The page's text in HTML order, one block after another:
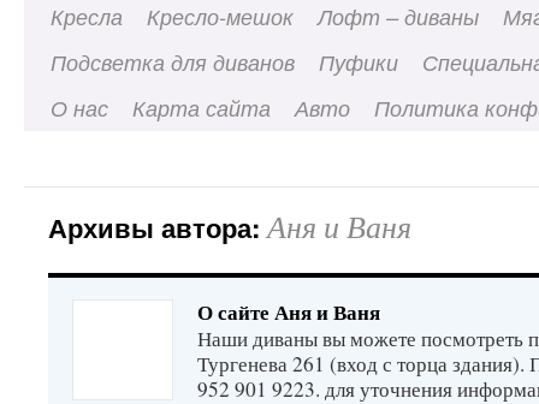
Кресла
Кресло-мешок Лофт – диваны
Подсветка для диванов
Пуфики
О нас
Карта сайта Авто Политика
Архивы автора:Аня и Ваня
О сайте Аня и Ваня
Наши диваны вы можете посмотреть
Тургенева 261 (вход с торца здания).
952 901 9223. для уточнения